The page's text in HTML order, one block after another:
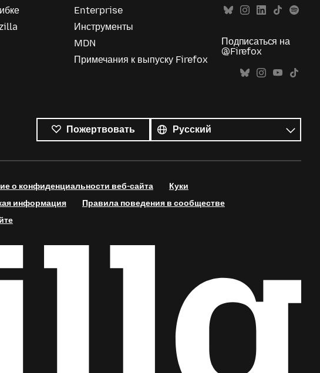
Enterprise
Инструменты
MDN
Примечания к выпуску Firefox
Подписаться на
@Firefox
Пожертвовать
языки
Язык
о конфиденциальности веб-сайта
Куки
информация
Правила поведения в сообществе